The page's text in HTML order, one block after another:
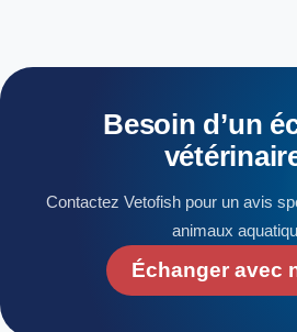
Besoin d’un
Contactez Vetofish pour un avis
animaux
Échanger avec